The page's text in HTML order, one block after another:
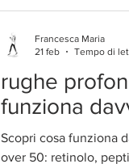
rughe
funziona
Scopri cosa funziona
over 50: retinolo,
Francesca Maria
21 feb
Tempo di